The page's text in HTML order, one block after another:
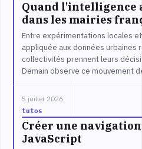
Quand
dans les mairies
Entre expérimentations locales
appliquée aux données urbaines
collectivités prennent leurs
Demain observe ce mouvement
5 juillet 2026
tutos
Créer une
JavaScript